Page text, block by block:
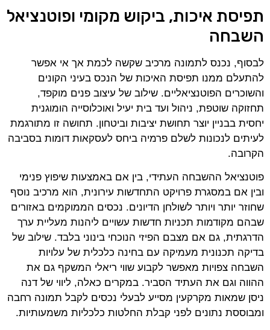
תפיסת איכות, ביקוש מקומי ופוטנציאל
השבחה
לבסוף, נכנס לתמונה מרכיב שקשה לכמת אך אי אפשר
להתעלם ממנו תפיסת האיכות של הנכס בעיני הקונים
והשוכרים הפוטנציאליים. שילוב של עיצוב פנים מוקפד,
תחזוקה שוטפת, ניהול ועד בית יעיל ואוכלוסייה הומוגנית
יחסית בבניין יוצר תחושת יציבות וביטחון. תחושה זו מתורגמת
לעיתים לנכונות לשלם פרמיה ביחס לעסקאות דומות בסביבה
הקרובה.
פוטנציאל ההשבחה העתידי, בין אם באמצעות שיפוץ פנימי
ובין אם במסגרת פרויקט התחדשות עירונית, הוא מרכיב נוסף
שחוזר יותר ויותר לשולחן הדיונים. נכסים הממוקמים באזורים
שבהם מקודמות תכניות חדשות עשויים ליהנות מעליית ערך
הדרגתית, גם אם מצבם הפיזי הנוכחי בינוני בלבד. שילוב של
בדיקה תכנונית מעמיקה עם בחינה כלכלית של עלויות
השבחה צפויות מאפשר לקבוע שווי ריאלי המשקף גם את
ההווה וגם את העתיד הסביר. במקרים כאלה, ליווי של דנה
ניסן שמאות מקרקעין מסייע לבעלי נכסים לקבל תמונה רחבה
ומבוססת נתונים לפני קבלת החלטות כלכליות משמעותיות.